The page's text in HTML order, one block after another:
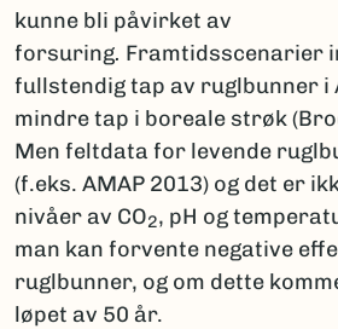
kunne bli påvirket av
forsuring. Framtidsscenarier
fullstendig tap av ruglbunner i
mindre tap i boreale strøk
Men feltdata for levende
(f.eks. AMAP 2013) og det er
nivåer av CO2, pH og
man kan forvente negative
ruglbunner, og om dette
løpet av 50 år.